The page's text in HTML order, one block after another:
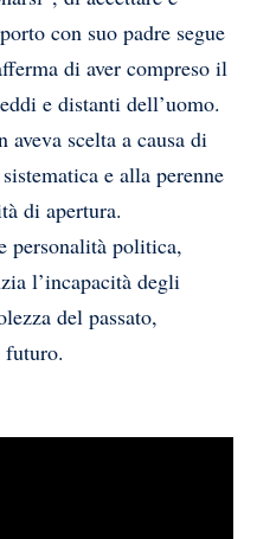
con suo padre segue
di aver compreso il
e distanti dell’uomo.
aveva scelta a causa di
e alla perenne
di apertura.
personalità politica,
l’incapacità degli
del passato,
futuro.